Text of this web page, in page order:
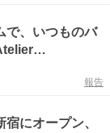
で、いつものバ
報告
にオープン、